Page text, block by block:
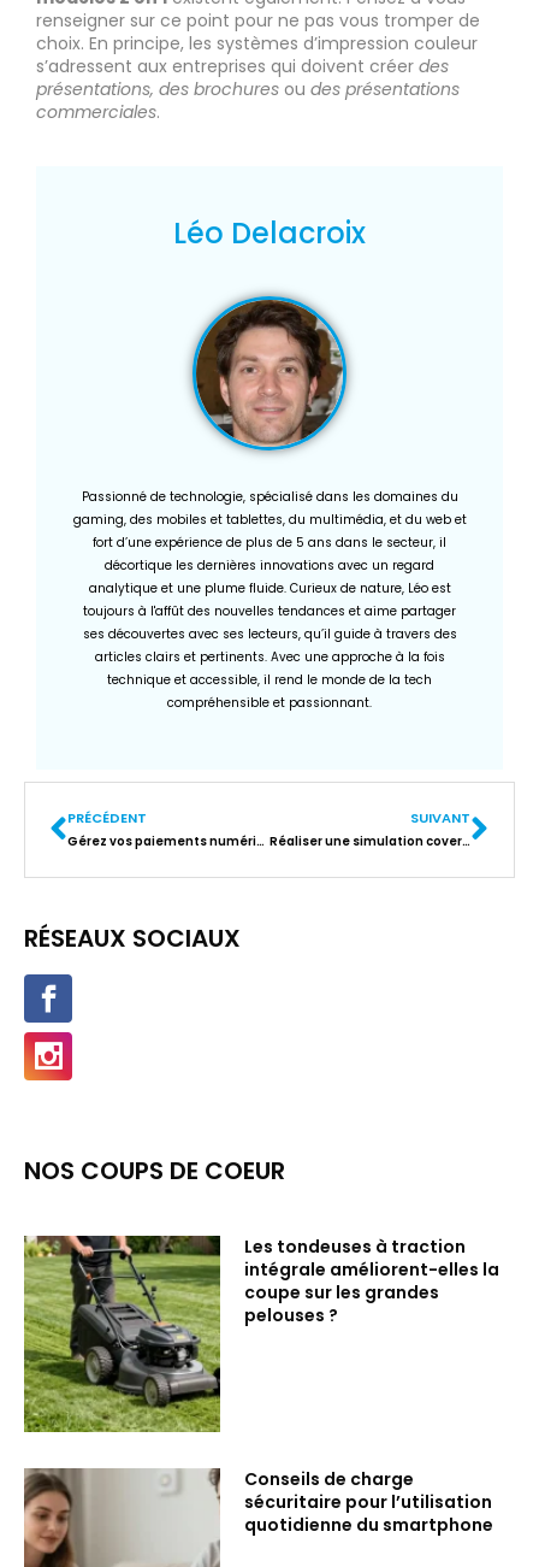
renseigner sur ce point pour ne pas vous tromper de
choix. En principe, les systèmes d’impression couleur
s’adressent aux entreprises qui doivent créer des
présentations, des brochures ou des présentations
commerciales.
Léo Delacroix
Passionné de technologie, spécialisé dans les domaines du
gaming, des mobiles et tablettes, du multimédia, et du web et
fort d’une expérience de plus de 5 ans dans le secteur, il
décortique les dernières innovations avec un regard
analytique et une plume fluide. Curieux de nature, Léo est
toujours à l'affût des nouvelles tendances et aime partager
ses découvertes avec ses lecteurs, qu’il guide à travers des
articles clairs et pertinents. Avec une approche à la fois
technique et accessible, il rend le monde de la tech
compréhensible et passionnant.
PRÉCÉDENT
Gérez vos paiements numériques comme un pro avec les bons prépayés
SUIVANT
Réaliser une simulation covering auto pour tester en ligne vos idées sans risque
RÉSEAUX SOCIAUX
NOS COUPS DE COEUR
Les tondeuses à traction
intégrale améliorent-elles la
coupe sur les grandes
pelouses ?
Conseils de charge
sécuritaire pour l’utilisation
quotidienne du smartphone